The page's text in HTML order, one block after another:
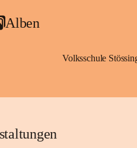
Alben
Volksschule